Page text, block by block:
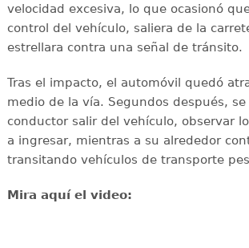
velocidad excesiva, lo que ocasionó
control del vehículo, saliera de la
estrellara contra una señal de tránsito.
Tras el impacto, el automóvil quedó
medio de la vía. Segundos después, se
conductor salir del vehículo, observar
a ingresar, mientras a su alrededor
transitando vehículos de transporte
Mira aquí el video: